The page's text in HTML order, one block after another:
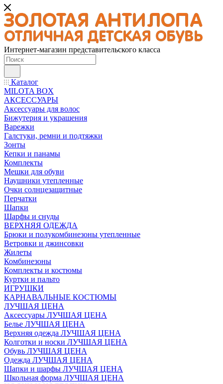
Интернет-магазин представительского класса
Каталог
MILOTA BOX
АКСЕССУАРЫ
Аксессуары для волос
Бижутерия и украшения
Варежки
Галстуки, ремни и подтяжки
Зонты
Кепки и панамы
Комплекты
Мешки для обуви
Наушники утепленные
Очки солнцезащитные
Перчатки
Шапки
Шарфы и снуды
ВЕРХНЯЯ ОДЕЖДА
Брюки и полукомбинезоны утепленные
Ветровки и джинсовки
Жилеты
Комбинезоны
Комплекты и костюмы
Куртки и пальто
ИГРУШКИ
КАРНАВАЛЬНЫЕ КОСТЮМЫ
ЛУЧШАЯ ЦЕНА
Аксессуары ЛУЧШАЯ ЦЕНА
Белье ЛУЧШАЯ ЦЕНА
Верхняя одежда ЛУЧШАЯ ЦЕНА
Колготки и носки ЛУЧШАЯ ЦЕНА
Обувь ЛУЧШАЯ ЦЕНА
Одежда ЛУЧШАЯ ЦЕНА
Шапки и шарфы ЛУЧШАЯ ЦЕНА
Школьная форма ЛУЧШАЯ ЦЕНА